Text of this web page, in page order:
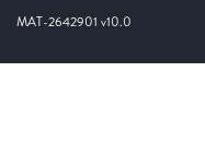
MAT-2642901 v10.0